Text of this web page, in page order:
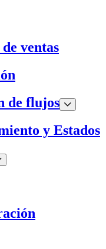
ventas
de flujos
y Estados